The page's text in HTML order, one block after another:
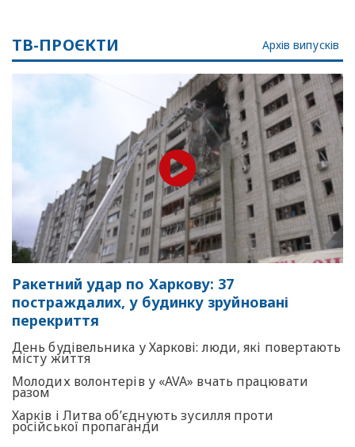
ТВ-ПРОЄКТИ Архів випусків
Ракетний удар по Харкову: 37
постраждалих, у будинку зруйновані
перекриття
День будівельника у Харкові: люди, які повертають
місту життя
Молодих волонтерів у «AVA» вчать працювати
разом
Харків і Литва об’єднують зусилля проти
російської пропаганди